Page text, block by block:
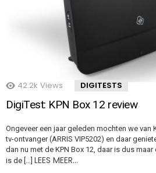
42.2k Views DIGITESTS
DigiTest: KPN Box 12 review
Ongeveer een jaar geleden mochten we van
tv-ontvanger (ARRIS VIP5202) en daar
dan nu met de KPN Box 12, daar is dus
is de […] LEES MEER…